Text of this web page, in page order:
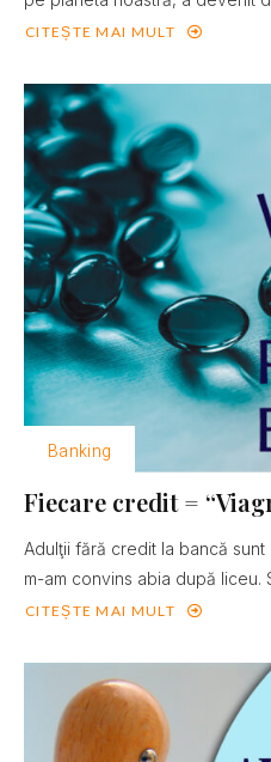
CITEȘTE MAI MULT
Banking
Fiecare credit =
Adulţii fără credit la bancă
m-am convins abia după liceu.
CITEȘTE MAI MULT